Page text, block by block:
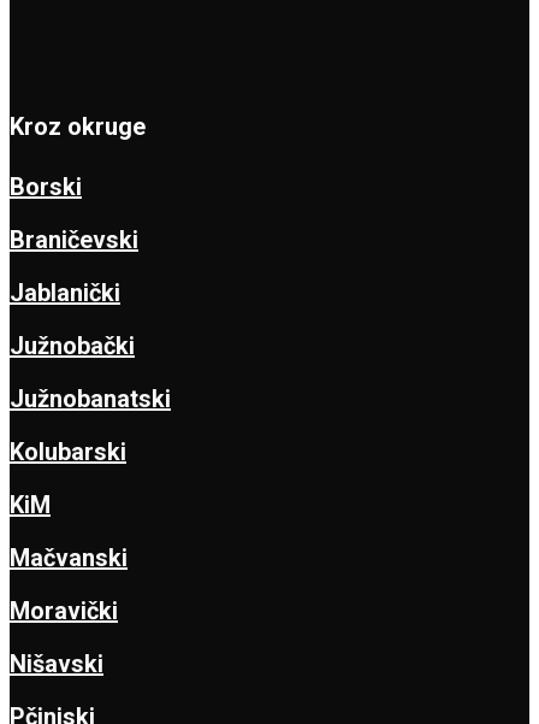
Kroz okruge
Borski
Braničevski
Jablanički
Južnobački
Južnobanatski
Kolubarski
KiM
Mačvanski
Moravički
Nišavski
Pčinjski